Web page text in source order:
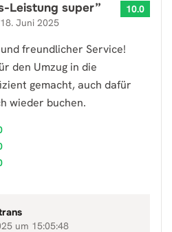
Leistung super”
18. Juni 2025
10.0
freundlicher Service!
den Umzug in die
gemacht, auch dafür
wieder buchen.
um 15:05:48